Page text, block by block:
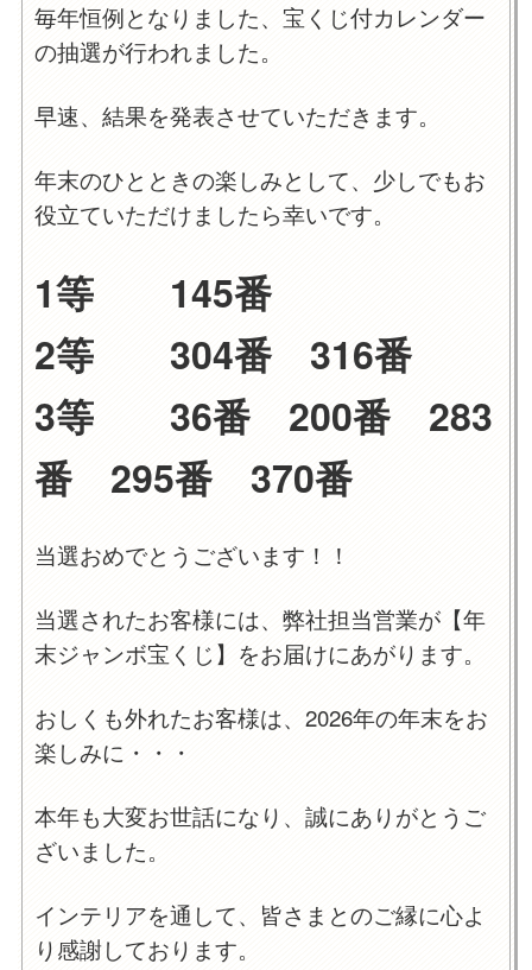
毎年恒例となりました、宝くじ付カレンダー
の抽選が行われました。
早速、結果を発表させていただきます。
年末のひとときの楽しみとして、少しでもお
役立ていただけましたら幸いです。
1等 145番
2等 304番 316番
3等 36番 200番 283
番 295番 370番
当選おめでとうございます！！
当選されたお客様には、弊社担当営業が【年
末ジャンボ宝くじ】をお届けにあがります。
おしくも外れたお客様は、2026年の年末をお
楽しみに・・・
本年も大変お世話になり、誠にありがとうご
ざいました。
インテリアを通して、皆さまとのご縁に心よ
り感謝しております。